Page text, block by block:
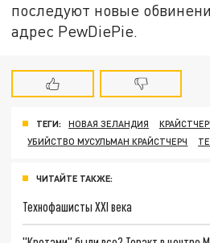
последуют новые
адрес PewDiePie.
ТЕГИ: НОВАЯ ЗЕЛАНДИЯ
УБИЙСТВО МУСУЛЬМАН КРАЙСТЧЕРЧ
ЧИТАЙТЕ ТАКЖЕ:
Технофашисты XXI века